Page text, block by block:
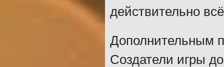
действительно
Дополнительным
Создатели игры